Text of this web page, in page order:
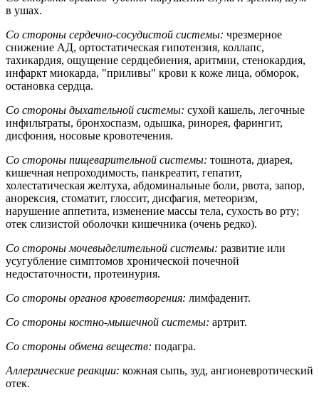
в ушах.
Со стороны сердечно-сосудистой системы: чрезмерное
снижение АД, ортостатическая гипотензия, коллапс,
тахикардия, ощущение сердцебиения, аритмии, стенокардия,
инфаркт миокарда, "приливы" крови к коже лица, обморок,
остановка сердца.
Со стороны дыхательной системы: сухой кашель, легочные
инфильтраты, бронхоспазм, одышка, ринорея, фарингит,
дисфония, носовые кровотечения.
Со стороны пищеварительной системы: тошнота, диарея,
кишечная непроходимость, панкреатит, гепатит,
холестатическая желтуха, абдоминальные боли, рвота, запор,
анорексия, стоматит, глоссит, дисфагия, метеоризм,
нарушение аппетита, изменение массы тела, сухость во рту;
отек слизистой оболочки кишечника (очень редко).
Со стороны мочевыделительной системы: развитие или
усугубление симптомов хронической почечной
недостаточности, протеинурия.
Со стороны органов кроветворения: лимфаденит.
Со стороны костно-мышечной системы: артрит.
Со стороны обмена веществ: подагра.
Аллергические реакции: кожная сыпь, зуд, ангионевротический
отек.